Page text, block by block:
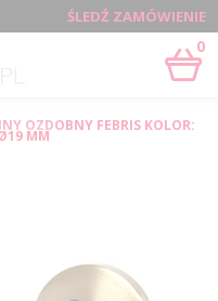
ŚLEDŹ ZAMÓWIENIE
0
FEBRIS - SKLEP INTERNETOWY
OZDOBNY FEBRIS KOLOR:
MM